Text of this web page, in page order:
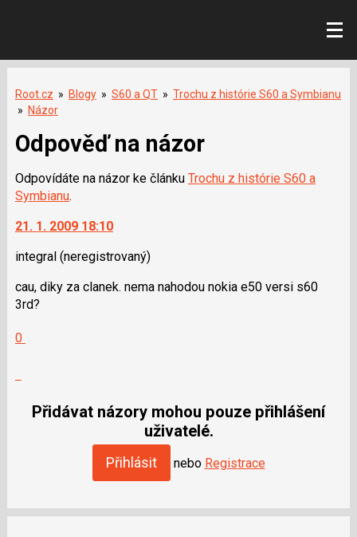
Root.cz » Blogy » S60 a QT » Trochu z histórie S60 a Symbianu
» Názor
Odpověď na názor
Odpovídáte na názor ke článku Trochu z histórie S60 a
Symbianu.
21. 1. 2009 18:10
integral (neregistrovaný)
cau, diky za clanek. nema nahodou nokia e50 versi s60
3rd?
0
jako
Přidávat názory mohou pouze přihlášení
uživatelé.
Přihlásit nebo Registrace